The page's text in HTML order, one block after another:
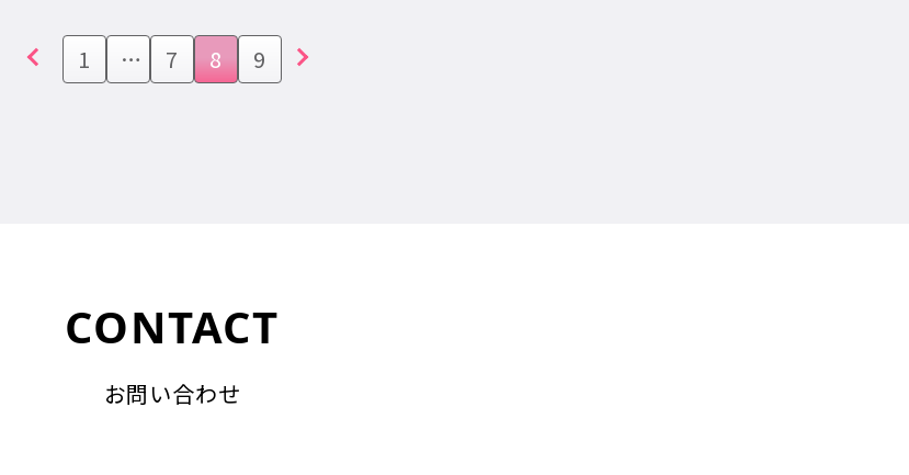
前へ
1 … 7 8 9
CONTACT
お問い合わせ